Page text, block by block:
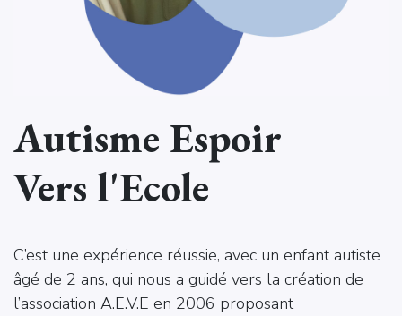
Autisme Espoir
Vers l'Ecole
C’est une expérience réussie, avec un enfant autiste
âgé de 2 ans, qui nous a guidé vers la création de
l’association A.E.V.E en 2006 proposant